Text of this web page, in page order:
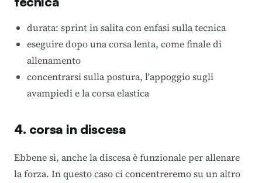
durata: sprint in salita con enfasi sulla tecnica
eseguire dopo una corsa lenta, come finale di
allenamento
concentrarsi sulla postura, l'appoggio sugli
avampiedi e la corsa elastica
4. corsa in discesa
Ebbene sì, anche la discesa è funzionale per allenare
la forza. In questo caso ci concentreremo su un altro